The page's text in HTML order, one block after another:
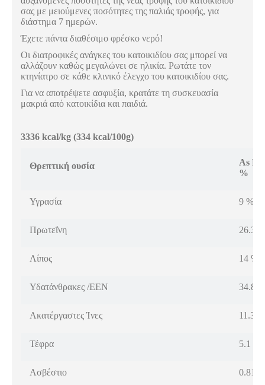
σας με μειούμενες ποσότητες της παλιάς τροφής, για
διάστημα 7 ημερών.
Έχετε πάντα διαθέσιμο φρέσκο νερό!
Οι διατροφικές ανάγκες του κατοικιδίου σας μπορεί να
αλλάζουν καθώς μεγαλώνει σε ηλικία. Ρωτάτε τον
κτηνίατρο σε κάθε κλινικό έλεγχο του κατοικιδίου σας.
Για να αποτρέψετε ασφυξία, κρατάτε τη συσκευασία
μακριά από κατοικίδια και παιδιά.
3336 kcal/kg (334 kcal/100g)
Θρεπτική ουσία
As
%
Υγρασία 9 %
Πρωτεΐνη 26.3 %
Λίπος 14 %
Υδατάνθρακες /ΕΕΝ 34.8 %
Ακατέργαστες Ίνες 11.3 %
Τέφρα 5.1 %
Ασβέστιο 0.81 %